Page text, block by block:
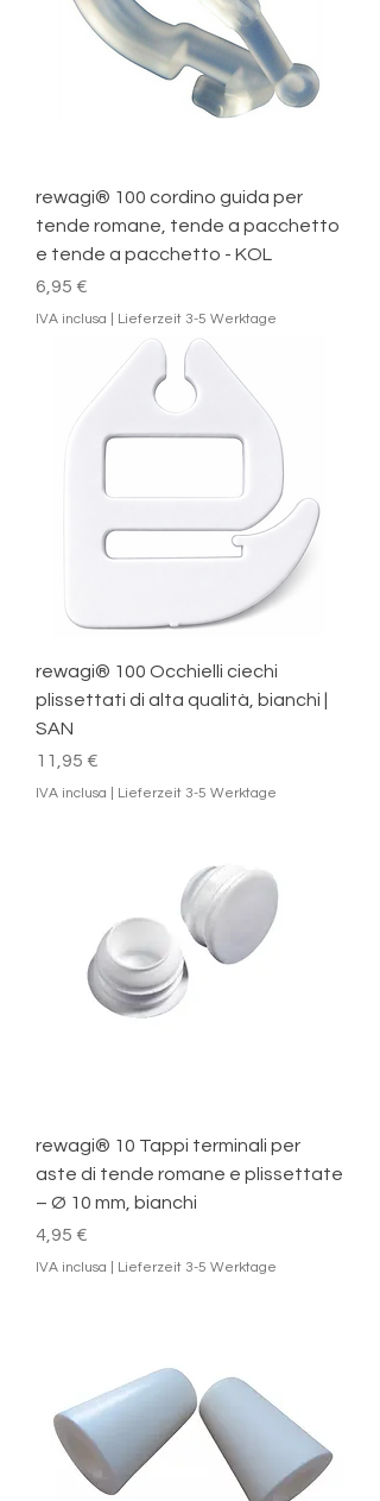
rewagi® 100 cordino guida per
tende romane, tende a pacchetto
e tende a pacchetto - KOL
Prezzo
6,95 €
IVA inclusa Lieferzeit 3-5 Werktage
rewagi® 100 Occhielli ciechi
plissettati di alta qualità, bianchi |
SAN
Prezzo
11,95 €
IVA inclusa Lieferzeit 3-5 Werktage
rewagi® 10 Tappi terminali per
aste di tende romane e plissettate
– Ø 10 mm, bianchi
Prezzo
4,95 €
IVA inclusa Lieferzeit 3-5 Werktage